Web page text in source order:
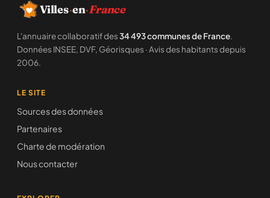
Villes·en·France
L'annuaire collaboratif des34 493 communes de France.
Données INSEE, DVF, Géorisques · Avis des habitants depuis
2006.
LE SITE
Sources des données
Partenaires
Charte de modération
Nous contacter